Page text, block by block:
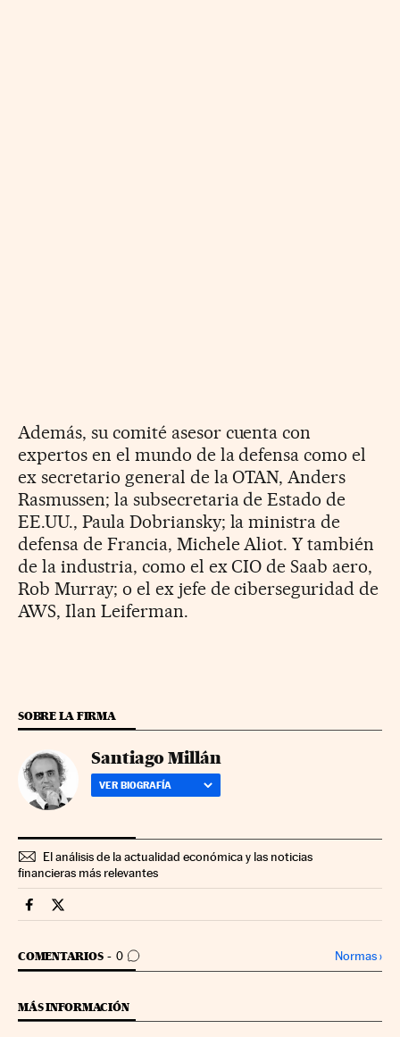
Además, su comité asesor cuenta con
expertos en el mundo de la defensa como el
ex secretario general de la OTAN, Anders
Rasmussen; la subsecretaria de Estado de
EE.UU., Paula Dobriansky; la ministra de
defensa de Francia, Michele Aliot. Y también
de la industria, como el ex CIO de Saab aero,
Rob Murray; o el ex jefe de ciberseguridad de
AWS, Ilan Leiferman.
SOBRE LA FIRMA
Santiago Millán
VER BIOGRAFÍA
El análisis de la actualidad económica y las noticias
financieras más relevantes
Companias Cinco Días en Facebook
Companias Cinco Días en Twitter
COMENTARIOS 0
IR A LOS COMENTARIOS Normas›
MÁS INFORMACIÓN